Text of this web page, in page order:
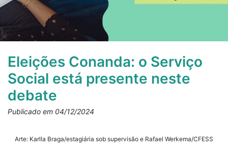
Eleições Conanda: o Serviço
Social está presente neste
debate
Publicado em 04/12/2024
Arte: Karlla Braga/estagiária sob supervisão e Rafael Werkema/CFESS